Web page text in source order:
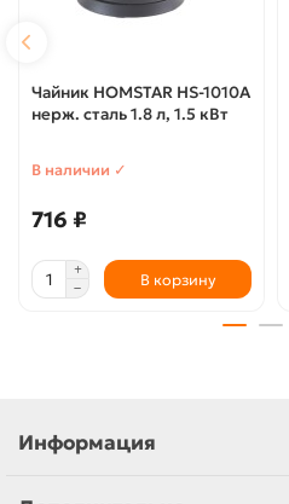
Чайник HOMSTAR HS-1010A
нерж. сталь 1.8 л, 1.5 кВт
В наличии ✓
716 ₽
В корзину
Информация